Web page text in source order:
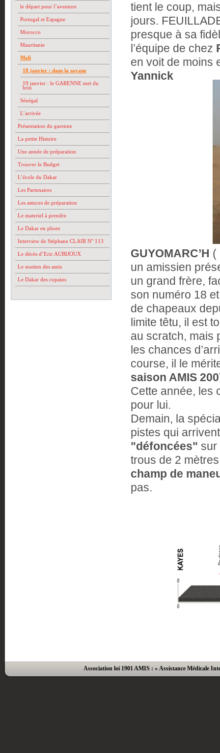
le départ pour l’aventure
Portugal et Espagne
Morocco
Mauritanie
Mali
18 janvier : dans la savane
19 janvier : le GARENNE met du
brin
Sénégal
L’arrivée
Présentation du garenne
La petite Histoire
Une année de préparation
Trouver le Budget
L’école du Dakar
Les Partenaires
Les astuces de préparation
Le materiel à prendre
Le Dakar en photo
Interview de Stéphane CLAIR N° 113
Le décès d’Eric AUBIJOUX
Le soutien des amis
Le Dakar des copains
tient le coup,
jours.
presque à sa
l’équipe de chez
en voit de moins
Yannick
GUYOMARC’H (
un amissien
un grand frère,
son numéro 18
de chapeaux
limite têtu, il est
au scratch, mais
les chances
course, il le
saison AMIS
Cette année, les
pour lui.
Demain, la
pistes qui
"défoncées" sur
trous de 2
champ de
pas.
Association loi 1901 AMIS : « Assistance Médicale